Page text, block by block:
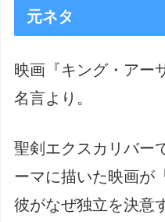
元ネタ
映画『キング・アー
名言より。
聖剣エクスカリバー
ーマに描いた映画が
彼がなぜ独立を決意